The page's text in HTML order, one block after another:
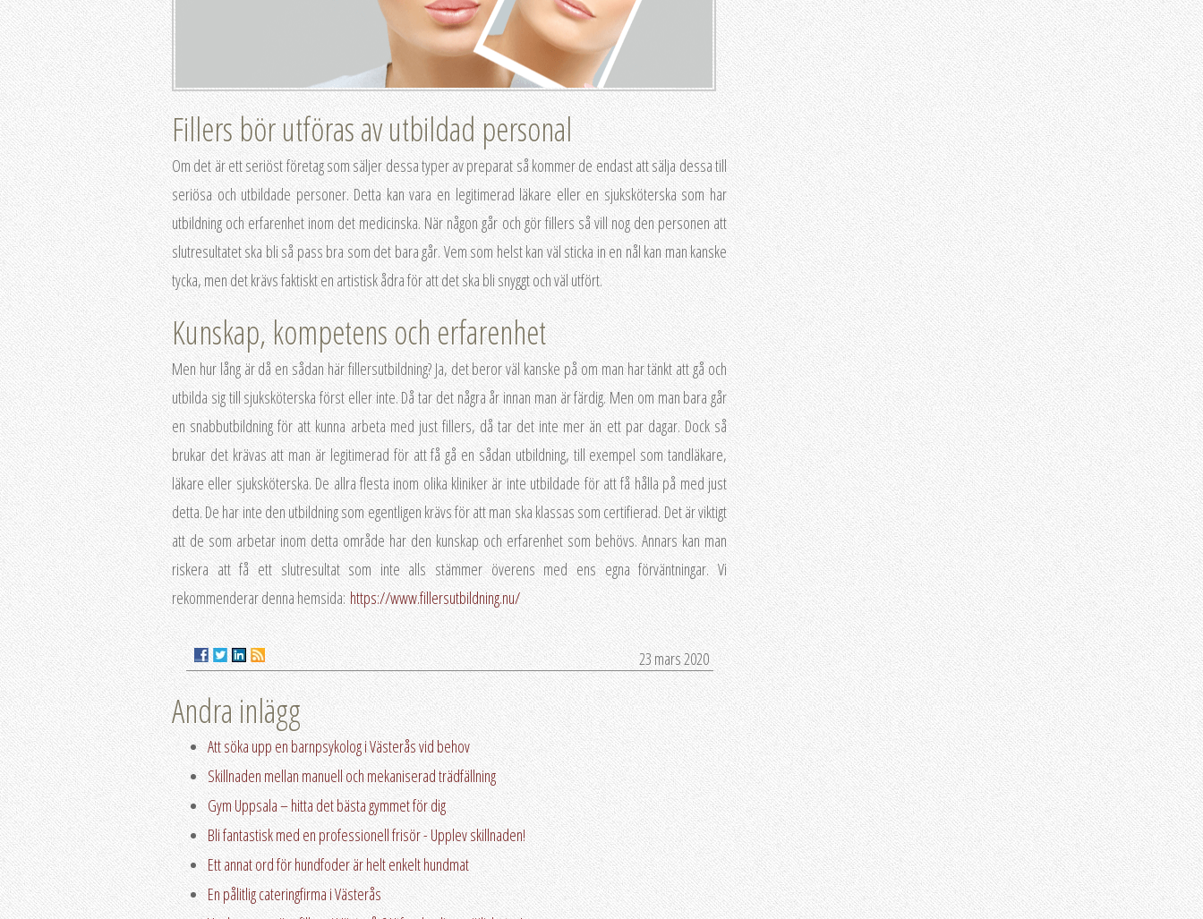
Fillers bör utföras av utbildad personal
Om det är ett seriöst företag som säljer dessa typer av preparat så kommer de endast att sälja dessa till
seriösa och utbildade personer. Detta kan vara en legitimerad läkare eller en sjuksköterska som har
utbildning och erfarenhet inom det medicinska. När någon går och gör fillers så vill nog den personen att
slutresultatet ska bli så pass bra som det bara går. Vem som helst kan väl sticka in en nål kan man kanske
tycka, men det krävs faktiskt en artistisk ådra för att det ska bli snyggt och väl utfört.
Kunskap, kompetens och erfarenhet
Men hur lång är då en sådan här fillersutbildning? Ja, det beror väl kanske på om man har tänkt att gå och
utbilda sig till sjuksköterska först eller inte. Då tar det några år innan man är färdig. Men om man bara går
en snabbutbildning för att kunna arbeta med just fillers, då tar det inte mer än ett par dagar. Dock så
brukar det krävas att man är legitimerad för att få gå en sådan utbildning, till exempel som tandläkare,
läkare eller sjuksköterska. De allra flesta inom olika kliniker är inte utbildade för att få hålla på med just
detta. De har inte den utbildning som egentligen krävs för att man ska klassas som certifierad. Det är viktigt
att de som arbetar inom detta område har den kunskap och erfarenhet som behövs. Annars kan man
riskera att få ett slutresultat som inte alls stämmer överens med ens egna förväntningar. Vi
rekommenderar denna hemsida:https://www.fillersutbildning.nu/
23 mars 2020
Andra inlägg
Att söka upp en barnpsykolog i Västerås vid behov
Skillnaden mellan manuell och mekaniserad trädfällning
Gym Uppsala – hitta det bästa gymmet för dig
Bli fantastisk med en professionell frisör - Upplev skillnaden!
Ett annat ord för hundfoder är helt enkelt hundmat
En pålitlig cateringfirma i Västerås